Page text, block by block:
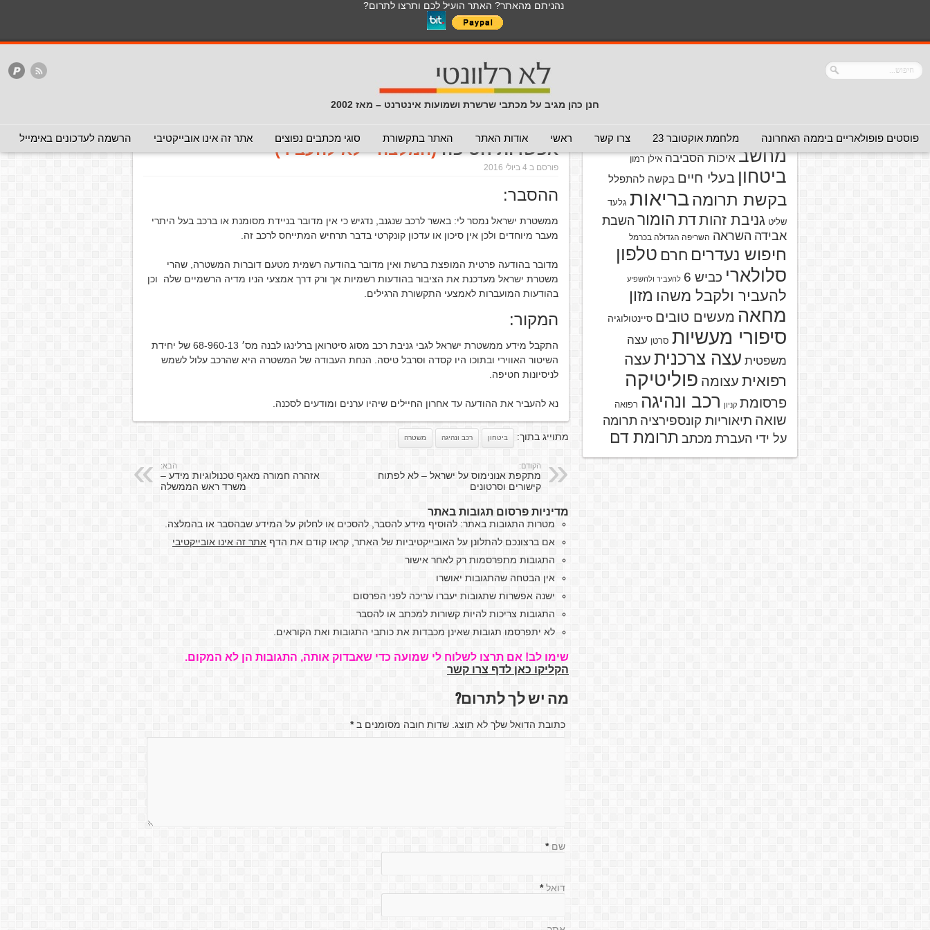
נהניתם מהאתר? האתר הועיל לכם ותרצו לתרום?
חנן כהן מגיב על מכתבי שרשרת ושמועות אינטרנט – מאז 2002
פוסטים פופולאריים ביממה האחרונה מלחמת אוקטובר 23 צרו קשר ראשי אודות האתר האתר בתקשורת סוגי מכתבים נפוצים אתר זה אינו אובייקטיבי הרשמה לעדכונים באימייל
לכל התכנים באתר בנושא נגיף הקורונה
כללי מכתב חוזר מכתבים נפוצים המלצה - לא להעביר המלצה - אפשר להעביר
המלצה - לכאן ולכאן
הנך כאן:דף הבית/המלצה - לא להעביר/גניבת רכב משטרתי – אזהרה לטרמפיסטים מפני אפשרות חטיפה
אפשרות חטיפה (המלצה - לא להעביר)
פורסם ב 4 ביולי 2016
ההסבר:
ממשטרת ישראל נמסר לי: באשר לרכב שנגנב, נדגיש כי אין מדובר בניידת מסומנת או ברכב בעל היתרי
מעבר מיוחדים ולכן אין סיכון או עדכון קונקרטי בדבר תרחיש המתייחס לרכב זה.
מדובר בהודעה פרטית המופצת ברשת ואין מדובר בהודעה רשמית מטעם דוברות המשטרה, שהרי
משטרת ישראל מעדכנת את הציבור בהודעות רשמיות אך ורק דרך אמצעי הניו מדיה הרשמיים שלה וכן
בהודעות המועברות לאמצעי התקשורת הרגילים.
המקור:
התקבל מידע ממשטרת ישראל לגבי גניבת רכב מסוג סיטרואן ברלינגו לבנה מס׳ 68-960-13 של יחידת
השיטור האווירי ובתוכו היו קסדה וסרבל טיסה. הנחת העבודה של המשטרה היא שהרכב עלול לשמש
לניסיונות חטיפה.
נא להעביר את ההודעה עד אחרון החיילים שיהיו ערנים ומודעים לסכנה.
מתוייג בתוך: ביטחון רכב ונהיגה משטרה
הקודם:
מתקפת אנונימוס על ישראל – לא לפתוח
קישורים וסרטונים
הבא:
אזהרה חמורה מאגף טכנולוגיות מידע –
משרד ראש הממשלה
מדיניות פרסום תגובות באתר
מטרות התגובות באתר: להוסיף מידע להסבר, להסכים או לחלוק על המידע שבהסבר או בהמלצה.
אם ברצונכם להתלונן על האובייקטיביות של האתר, קראו קודם את הדף אתר זה אינו אובייקטיבי
התגובות מתפרסמות רק לאחר אישור
אין הבטחה שהתגובות יאושרו
ישנה אפשרות שתגובות יעברו עריכה לפני הפרסום
התגובות צריכות להיות קשורות למכתב או להסבר
לא יתפרסמו תגובות שאינן מכבדות את כותבי התגובות ואת הקוראים.
שימו לב! אם תרצו לשלוח לי שמועה כדי שאבדוק אותה, התגובות הן לא המקום.
הקליקו כאן לדף צרו קשר
מה יש לך לתרום?
כתובת הדואל שלך לא תוצג. שדות חובה מסומנים ב*
שם *
דואל *
מפני מוצריםאזהרת וירוס
מחשב איכות הסביבה אילן רמון
ביטחון בעלי חיים בקשה להתפלל
בקשת תרומהבריאות גלעד
שליט גניבת זהותדת הומור השבת
אבידה השראה השריפה הגדולה בכרמל
חיפוש נעדרים חרם טלפון
סלולארי כביש 6 להעביר ולהשפיע
להעביר ולקבל משהו מזון
מחאה מעשים טובים סיינטולוגיה
סיפורי מעשיות סרטן עצה
משפטית עצה צרכנית עצה
רפואית עצומה פוליטיקה
פרסומת קניון רכב ונהיגה רפואה
שואה תיאוריות קונספירציה תרומה
על ידי העברת מכתב תרומת דם